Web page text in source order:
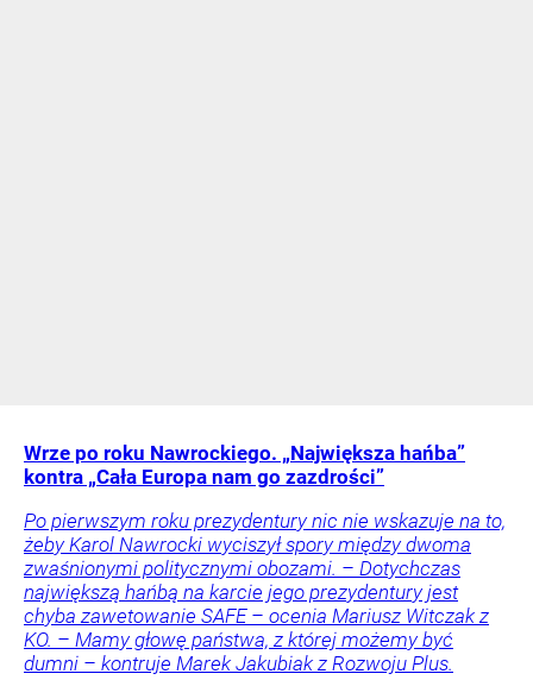
Wrze po roku Nawrockiego. „Największa hańba”
kontra „Cała Europa nam go zazdrości”
Po pierwszym roku prezydentury nic nie wskazuje na to,
żeby Karol Nawrocki wyciszył spory między dwoma
zwaśnionymi politycznymi obozami. – Dotychczas
największą hańbą na karcie jego prezydentury jest
chyba zawetowanie SAFE – ocenia Mariusz Witczak z
KO. – Mamy głowę państwa, z której możemy być
dumni – kontruje Marek Jakubiak z Rozwoju Plus.